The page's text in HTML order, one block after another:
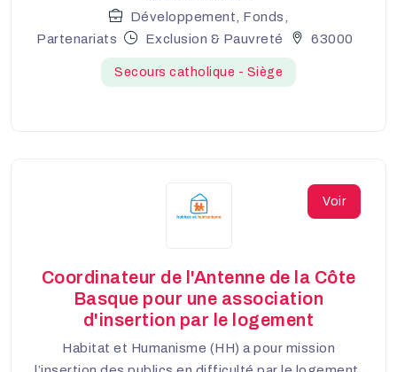
Développement, Fonds,
Partenariats
Exclusion & Pauvreté 63000
Secours catholique - Siège
Voir
Coordinateur de l'Antenne de la Côte
Basque pour une association
d'insertion par le logement
Habitat et Humanisme (HH) a pour mission